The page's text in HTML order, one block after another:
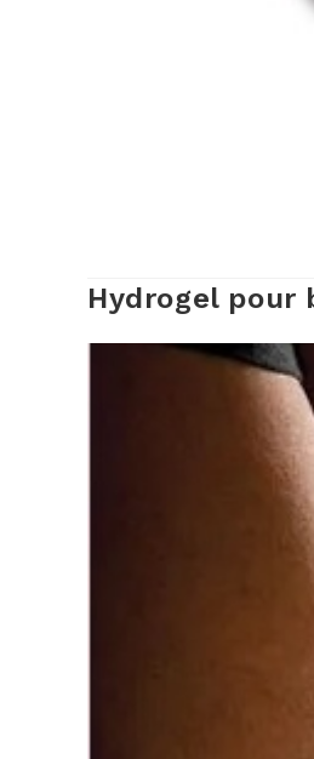
Hydrogel pour